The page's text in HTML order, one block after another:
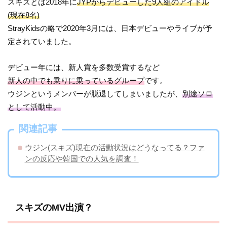
スキズとは2018年にJYPからデビューした9人組のアイドル
(現在8名)
StrayKidsの略で2020年3月には、日本デビューやライブが予
定されていました。
デビュー年には、新人賞を多数受賞するなど
新人の中でも乗りに乗っているグループです。
ウジンというメンバーが脱退してしまいましたが、別途ソロ
として活動中。
関連記事
ウジン(スキズ)現在の活動状況はどうなってる？ファ
ンの反応や韓国での人気を調査！
スキズのMV出演？